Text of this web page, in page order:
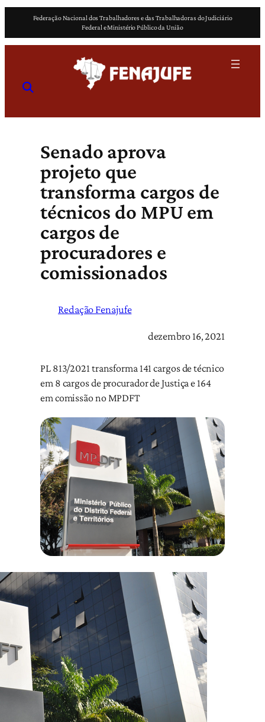
o
Federação Nacional dos Trabalhadores e das Trabalhadoras do Judiciário
Federal e Ministério Público da União
Senado aprova
projeto que
transforma cargos de
técnicos do MPU em
cargos de
procuradores e
comissionados
Redação Fenajufe
dezembro 16, 2021
PL 813/2021 transforma 141 cargos de técnico
em 8 cargos de procurador de Justiça e 164
em comissão no MPDFT